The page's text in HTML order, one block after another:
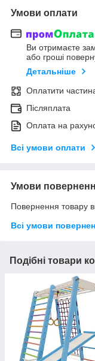
Умови оплати
Ви отримаєте
або гроші
Детальніше
Оплатити
Післяплата
Оплата на
Всі умови оплати
Умови
Повернення товару
Всі умови
Подібні товари